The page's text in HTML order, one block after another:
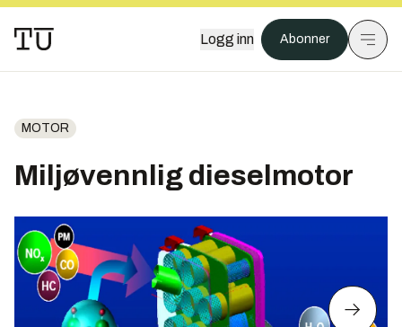
Logg inn Abonner
MOTOR
Miljøvennlig dieselmotor